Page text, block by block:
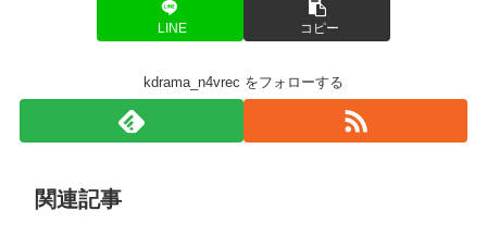
LINE コピー
kdrama_n4vrec をフォローする
関連記事